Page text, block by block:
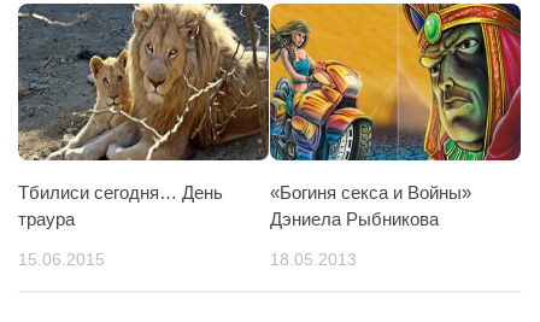
Тбилиси сегодня… День
траура
15.06.2015
«Богиня cекса и Войны»
Дэниела Рыбникова
18.05.2013